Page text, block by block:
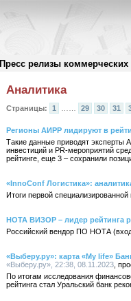
Пресс релизы
Архив пресс-релизов//
Аналитика
Страницы: 1 29 30 31
Регионы АИРР лидируют в
Такие данные приводят эксперты
инвестиций и PR-мероприятий
рейтинге, еще 3 – сохранили
«InnoConf Логистика»:
Итоги первой
НОТА ВИЗОР – лидер рейтинга
Российский вендор ПО НОТА
«Выберу.ру»: карта «My life»
«Выберу.ру», 22:38, 08.11.2023
По итогам исследования
рейтинга стал Уральский банк